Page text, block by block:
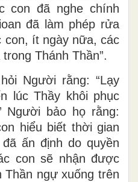
con đã nghe chính
đã làm phép rửa
con, ít ngày nữa, các
Thánh Thần”.
Người rằng: “Lạy
lúc Thầy khôi phục
Người bảo họ rằng:
hiểu biết thời gian
ấn định do quyền
con sẽ nhận được
Thần ngự xuống trên